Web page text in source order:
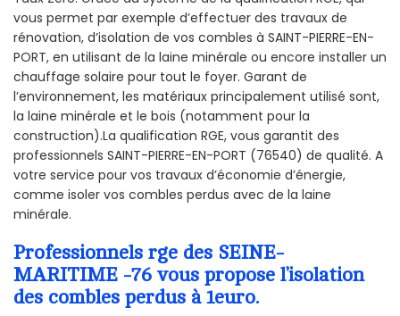
vous permet par exemple d’effectuer des travaux de
rénovation, d’isolation de vos combles à SAINT-PIERRE-EN-
PORT, en utilisant de la laine minérale ou encore installer un
chauffage solaire pour tout le foyer. Garant de
l’environnement, les matériaux principalement utilisé sont,
la laine minérale et le bois (notamment pour la
construction).La qualification RGE, vous garantit des
professionnels SAINT-PIERRE-EN-PORT (76540) de qualité. A
votre service pour vos travaux d’économie d’énergie,
comme isoler vos combles perdus avec de la laine
minérale.
Professionnels rge des SEINE-
MARITIME -76 vous propose l’isolation
des combles perdus à 1euro.